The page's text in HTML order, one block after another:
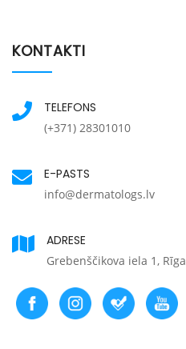
KONTAKTI
TELEFONS
(+371) 28301010
E-PASTS
info@dermatologs.lv
ADRESE
Grebenščikova iela 1, Rīga